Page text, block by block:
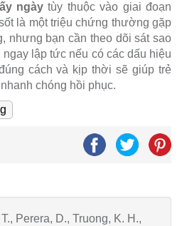
ngày tùy thuộc vào giai đoạn
là một triệu chứng thường gặp
nhưng bạn cần theo dõi sát sao
lập tức nếu có các dấu hiệu
cách và kịp thời sẽ giúp trẻ
chóng hồi phục.
Perera, D., Truong, K. H.,